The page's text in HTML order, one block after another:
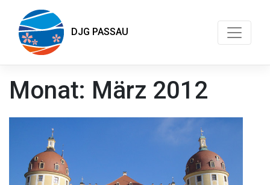
DJG PASSAU
Monat: März 2012